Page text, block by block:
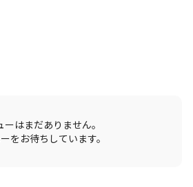
ーはまだありません。
をお待ちしています。